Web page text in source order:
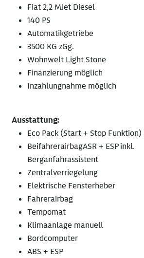
Fiat 2,2 MJet Diesel
140 PS
Automatikgetriebe
3500 KG zGg.
Wohnwelt Light Stone
Finanzierung möglich
Inzahlungnahme möglich
Ausstattung:
Eco Pack (Start + Stop Funktion)
BeifahrerairbagASR + ESP inkl.
Berganfahrassistent
Zentralverriegelung
Elektrische Fensterheber
Fahrerairbag
Tempomat
Klimaanlage manuell
Bordcomputer
ABS + ESP